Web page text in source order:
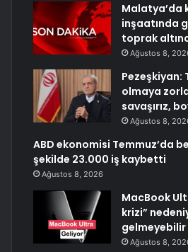
Malatya’da
inşaatında
toprak
Ağustos 8,
Pezeşkiyan:
olmaya
savaşırız,
Ağustos 8,
ABD ekonomisi Temmuz’da
şekilde 23.000 iş kaybetti
Ağustos 8, 2026
MacBook
krizi”
gelmeyebilir
Ağustos 8,